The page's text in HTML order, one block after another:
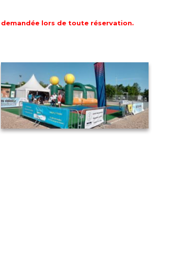
lors de toute réservation.